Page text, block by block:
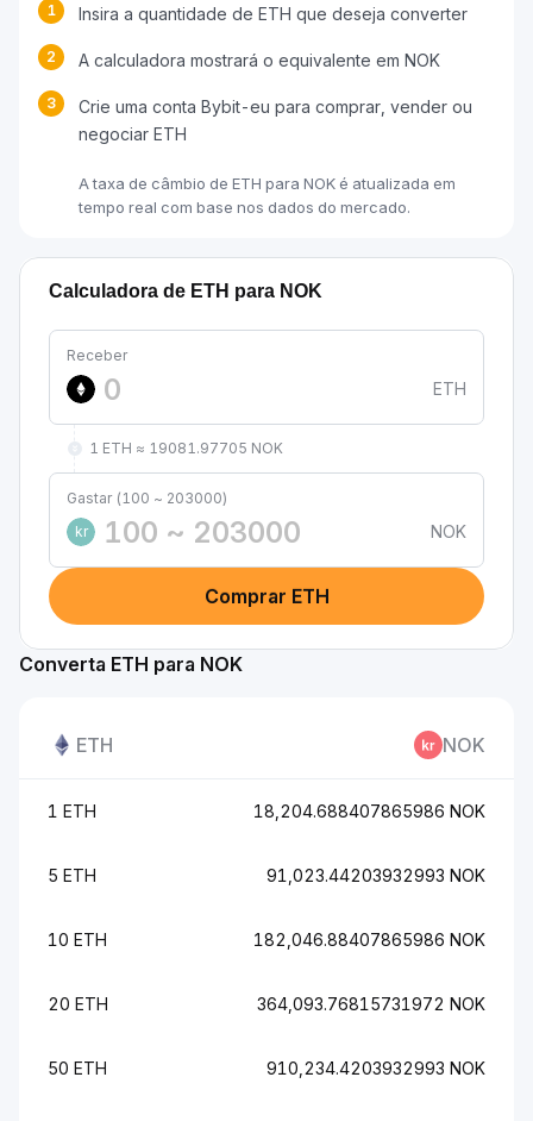
1 Insira a quantidade de ETH que deseja converter
2 A calculadora mostrará o equivalente em NOK
3
Crie uma conta Bybit-eu para comprar, vender ou
negociar ETH
A taxa de câmbio de ETH para NOK é atualizada em
tempo real com base nos dados do mercado.
Calculadora de ETH para NOK
Receber
ETH
1 ETH ≈ 19081.97705 NOK
Gastar (100 ~ 203000)
kr
NOK
Comprar ETH
Converta ETH para NOK
ETH NOK
1 ETH 18,204.688407865986 NOK
5 ETH 91,023.44203932993 NOK
10 ETH 182,046.88407865986 NOK
20 ETH 364,093.76815731972 NOK
50 ETH 910,234.4203932993 NOK